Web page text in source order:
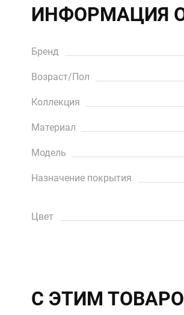
ИНФОРМАЦИЯ
Бренд
Возраст/Пол
Коллекция
Материал
Модель
Назначение покрытия
Цвет
С ЭТИМ